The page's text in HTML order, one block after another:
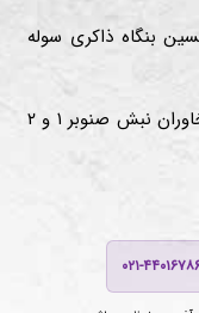
متری امام حسین بنگاه ذاکری سوله
انبار ۲:اتوبان امام رضا شهرک صنعتی خاوران نبش صنوبر ۱ و ۲
۴۴۰۱۶۷۸۶